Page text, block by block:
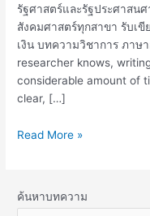
รัฐศาสตร์และรัฐประศาสน
สังคมศาสตร์ทุกสาขา รับเ
เงิน บทความวิชาการ ภาษ
researcher knows,
considerable amount of
clear, […]
Read More »
ค้นหาบทความ